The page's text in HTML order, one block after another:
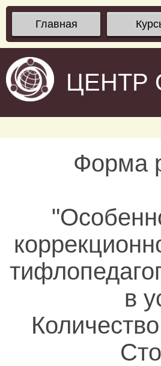
Главная
ЦЕНТР
Форма
в